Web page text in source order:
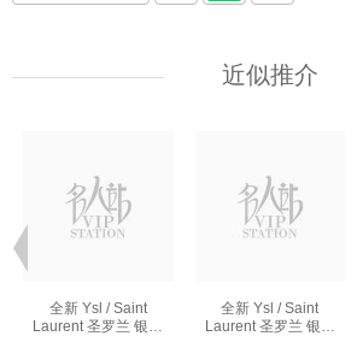
近似推介
全新 Ysl / Saint
Laurent 圣罗兰 银包
全新 Ysl / Saint
Laurent 圣罗兰 银包